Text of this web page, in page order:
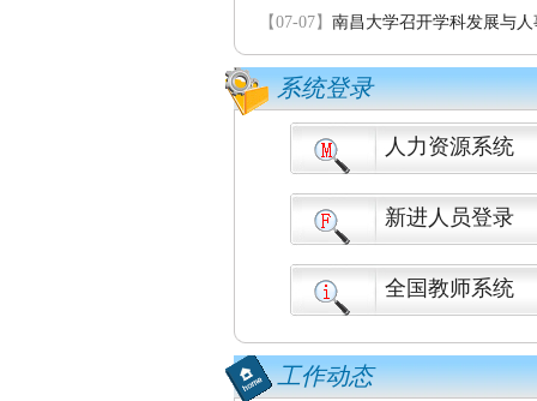
【07-07】 南昌大学召开学科发展与
系统登录
人力资源系统
新进人员登录
全国教师系统
工作动态